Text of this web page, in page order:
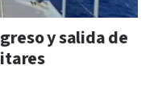
y salida de